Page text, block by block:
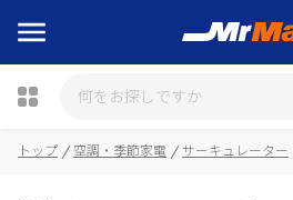
トップ 空調・季節家電 サーキュレーター